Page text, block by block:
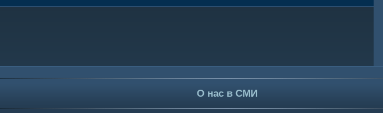
О нас в СМИ